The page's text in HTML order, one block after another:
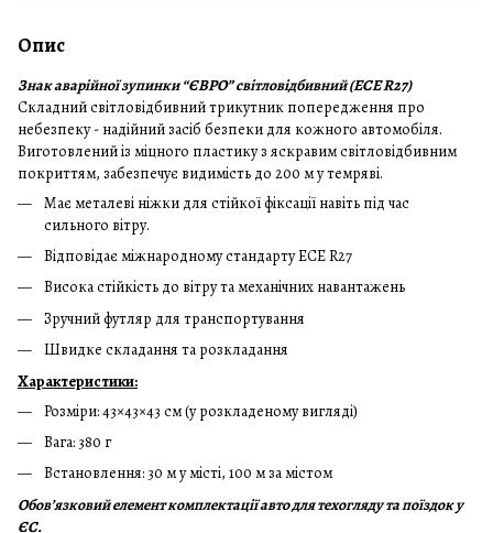
Опис
Знак аварійної зупинки “ЄВРО” світловідбивний (ECE R27)
Складний світловідбивний трикутник попередження про
небезпеку - надійний засіб безпеки для кожного автомобіля.
Виготовлений із міцного пластику з яскравим світловідбивним
покриттям, забезпечує видимість до 200 м у темряві.
Має металеві ніжки для стійкої фіксації навіть під час
сильного вітру.
Відповідає міжнародному стандарту ECE R27
Висока стійкість до вітру та механічних навантажень
Зручний футляр для транспортування
Швидке складання та розкладання
Характеристики:
Розміри: 43×43×43 см (у розкладеному вигляді)
Вага: 380 г
Встановлення: 30 м у місті, 100 м за містом
Обов’язковий елемент комплектації авто для техогляду та поїздок у
ЄС.